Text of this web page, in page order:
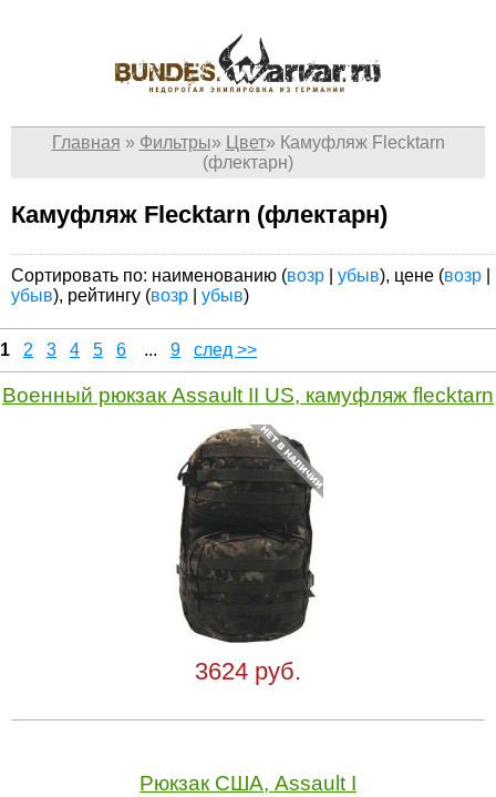
Главная » Фильтры» Цвет» Камуфляж Flecktarn
(флектарн)
Камуфляж Flecktarn (флектарн)
Сортировать по: наименованию (возр убыв), цене (возр
убыв), рейтингу (возр убыв)
1 2 3 4 5 6 ... 9 след >>
Военный рюкзак Assault II US, камуфляж flecktarn
3624 руб.
Рюкзак США, Assault I